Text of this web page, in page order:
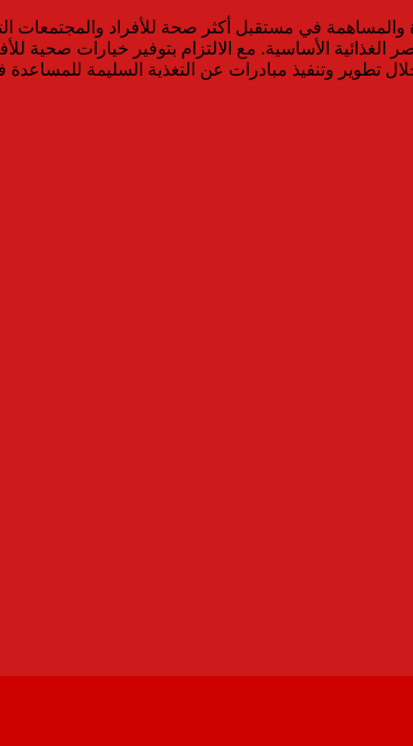
والمساهمة في مستقبل أكثر صحة للأفراد والمجتمعات
الغذائية الأساسية. مع الالتزام بتوفير خيارات صحية
تطوير وتنفيذ مبادرات عن التغذية السليمة